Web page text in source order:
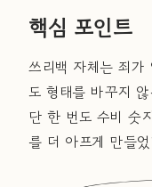
핵심 포인트
쓰리백 자체는 죄가
도 형태를 바꾸지
단 한 번도 수비 숫
를 더 아프게 만들